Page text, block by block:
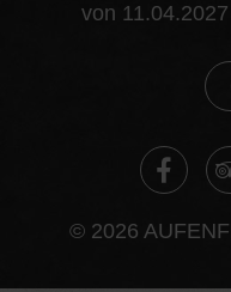
von
© 2026